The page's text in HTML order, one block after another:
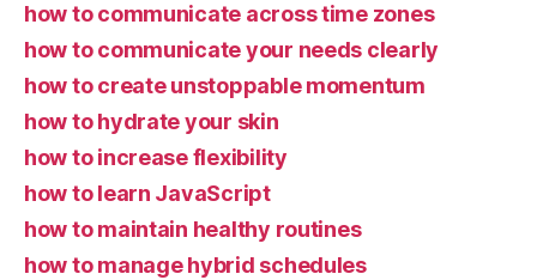
how to communicate across time zones
how to communicate your needs clearly
how to create unstoppable momentum
how to hydrate your skin
how to increase flexibility
how to learn JavaScript
how to maintain healthy routines
how to manage hybrid schedules